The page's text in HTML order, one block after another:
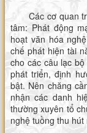
Các cơ quan
tâm: Phát động
hoạt văn hóa
chế phát hiện tài
cho các câu lạc
phát triển, định
bật. Nên chăng
nhận các danh
thường xuyên tổ
nghệ tuồng thu